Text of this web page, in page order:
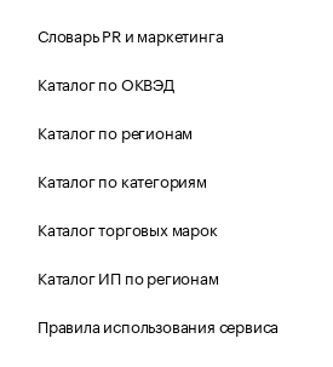
Словарь PR и маркетинга
Каталог по ОКВЭД
Каталог по регионам
Каталог по категориям
Каталог торговых марок
Каталог ИП по регионам
Правила использования сервиса